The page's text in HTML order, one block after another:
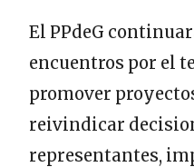
El PPdeG
encuentros por el
promover
reivindicar
representantes,